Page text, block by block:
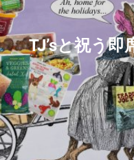
TJ’sと祝う